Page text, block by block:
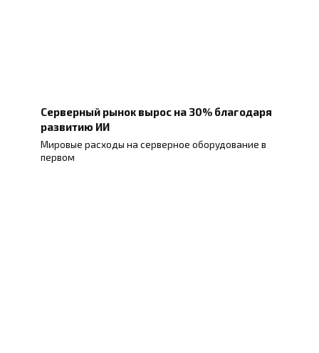
Серверный рынок вырос на 30% благодаря
развитию ИИ
Мировые расходы на серверное оборудование в
первом